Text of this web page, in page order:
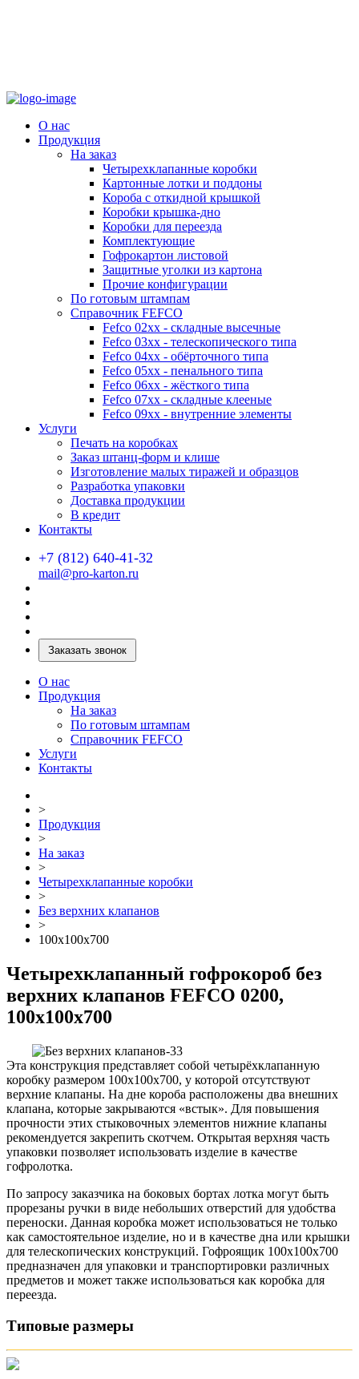
О нас
Продукция
На заказ
Четырехклапанные коробки
Картонные лотки и поддоны
Короба с откидной крышкой
Коробки крышка-дно
Коробки для переезда
Комплектующие
Гофрокартон листовой
Защитные уголки из картона
Прочие конфигурации
По готовым штампам
Справочник FEFCO
Fefco 02xx - складные высечные
Fefco 03xx - телескопического типа
Fefco 04xx - обёрточного типа
Fefco 05xx - пенального типа
Fefco 06xx - жёсткого типа
Fefco 07xx - складные клееные
Fefco 09xx - внутренние элементы
Услуги
Печать на коробках
Заказ штанц-форм и клише
Изготовление малых тиражей и образцов
Разработка упаковки
Доставка продукции
В кредит
Контакты
+7 (812) 640-41-32
mail@pro-karton.ru
Заказать звонок
О нас
Продукция
На заказ
По готовым штампам
Справочник FEFCO
Услуги
Контакты
>
Продукция
>
На заказ
>
Четырехклапанные коробки
>
Без верхних клапанов
>
100x100x700
Четырехклапанный гофрокороб без
верхних клапанов FEFCO 0200,
100x100x700
Эта конструкция представляет собой четырёхклапанную
коробку размером 100х100х700, у которой отсутствуют
верхние клапаны. На дне короба расположены два внешних
клапана, которые закрываются «встык». Для повышения
прочности этих стыковочных элементов нижние клапаны
рекомендуется закрепить скотчем. Открытая верхняя часть
упаковки позволяет использовать изделие в качестве
гофролотка.
По запросу заказчика на боковых бортах лотка могут быть
прорезаны ручки в виде небольших отверстий для удобства
переноски. Данная коробка может использоваться не только
как самостоятельное изделие, но и в качестве дна или крышки
для телескопических конструкций. Гофроящик 100х100х700
предназначен для упаковки и транспортировки различных
предметов и может также использоваться как коробка для
переезда.
Типовые размеры